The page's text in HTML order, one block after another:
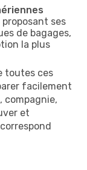
ses
de bagages,
la plus
toutes ces
facilement
compagnie,
et